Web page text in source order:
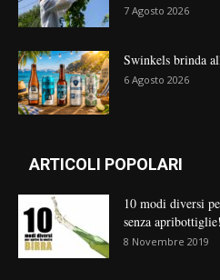
7 Agosto 2026
Swinkels brinda
6 Agosto 2026
ARTICOLI POPOLARI
10 modi diversi
senza apribottiglie!
8 Novembre 2019